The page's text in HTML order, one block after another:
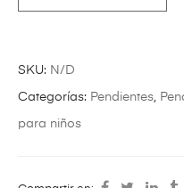
SKU: N/D
Categorías: Pendientes,
para niños